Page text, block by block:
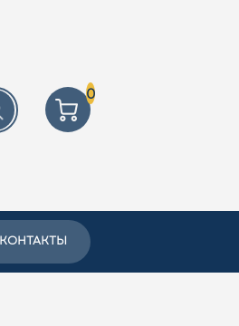
0
КОНТАКТЫ